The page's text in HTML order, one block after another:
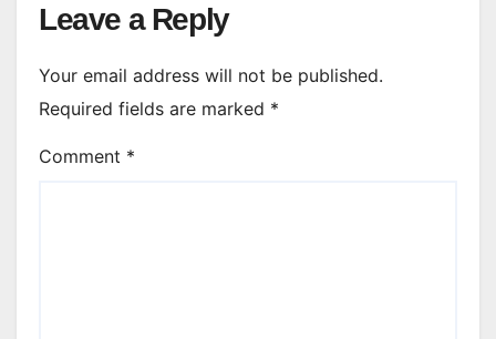
Leave a Reply
Your email address will not be published.
Required fields are marked *
Comment *